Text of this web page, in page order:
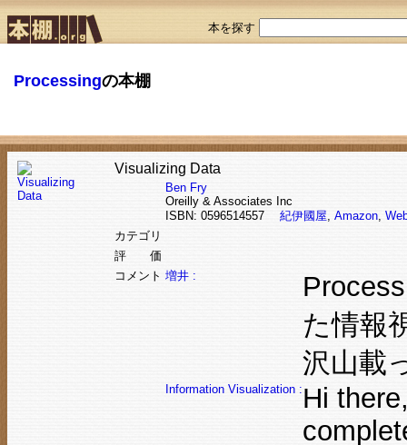
本を探す
Processingの本棚
Visualizing Data
Ben Fry
Oreilly & Associates Inc
ISBN: 0596514557 紀伊國屋, Amazon,
カテゴリ
評 価
コメント 増井 :
た情報
沢山載
Information Visualization : Hi